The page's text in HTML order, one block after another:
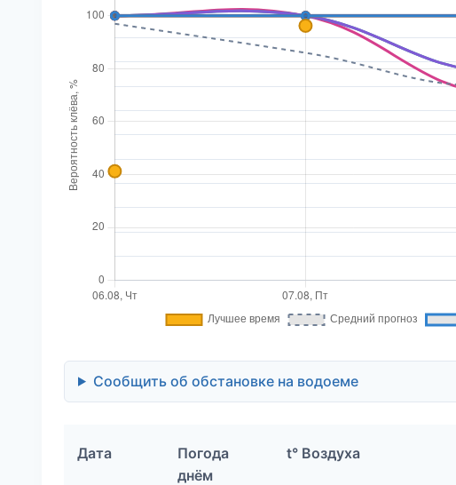
Сообщить об обстановке на водоеме
Дата
Погода
днём
t° Воздуха